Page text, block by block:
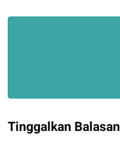
Tinggalkan Balasan